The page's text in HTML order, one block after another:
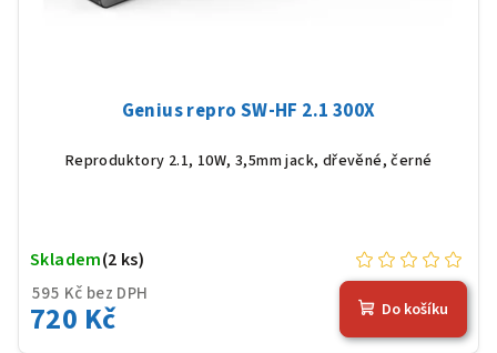
Genius repro SW-HF 2.1 300X
Reproduktory 2.1, 10W, 3,5mm jack, dřevěné, černé
595 Kč bez DPH
720 Kč
Skladem(2 ks)
Do košíku